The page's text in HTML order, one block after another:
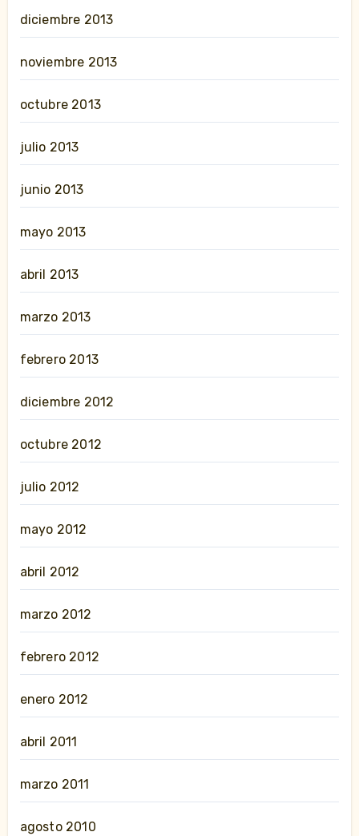
diciembre 2013
noviembre 2013
octubre 2013
julio 2013
junio 2013
mayo 2013
abril 2013
marzo 2013
febrero 2013
diciembre 2012
octubre 2012
julio 2012
mayo 2012
abril 2012
marzo 2012
febrero 2012
enero 2012
abril 2011
marzo 2011
agosto 2010